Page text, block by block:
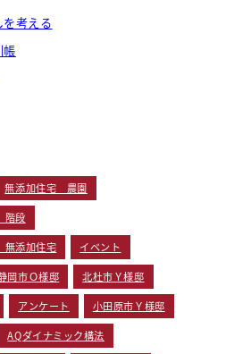
考える
帳
無添加住宅 農園
段
添加住宅 イベント
岡市Ｏ様邸 北杜市Ｙ様邸
アンケート 小田原市Ｙ様邸
AQダイナミック構法